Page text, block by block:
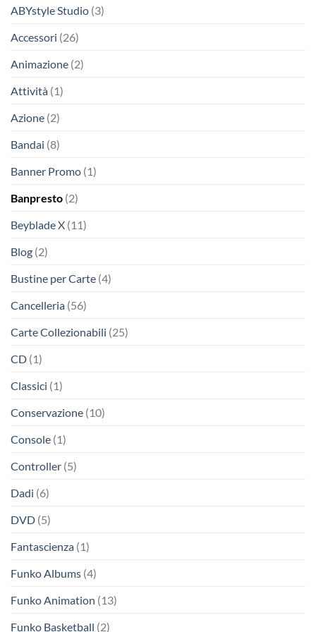
ABYstyle Studio (3)
Accessori (26)
Animazione (2)
Attività (1)
Azione (2)
Bandai (8)
Banner Promo (1)
Banpresto (2)
Beyblade X (11)
Blog (2)
Bustine per Carte (4)
Cancelleria (56)
Carte Collezionabili (25)
CD (1)
Classici (1)
Conservazione (10)
Console (1)
Controller (5)
Dadi (6)
DVD (5)
Fantascienza (1)
Funko Albums (4)
Funko Animation (13)
Funko Basketball (2)